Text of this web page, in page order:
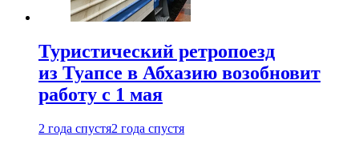
Туристический ретропоезд
из Туапсе в Абхазию возобновит
работу с 1 мая
2 года спустя2 года спустя